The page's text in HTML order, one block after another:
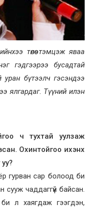
төлөө тэмцэж яваа
гэдгээрээ бусадтай
уран бүтээлч гэсэндээ
ялгардаг. Түүний илэн
ч тухтай уулзаж
Охинтойгоо ихэнх
гурван cap болоод би
сууж чаддаггүй байсан.
би л хаягдаж гээгдэн,